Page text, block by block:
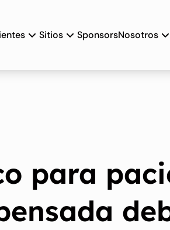
Sitios SponsorsNosotros
para